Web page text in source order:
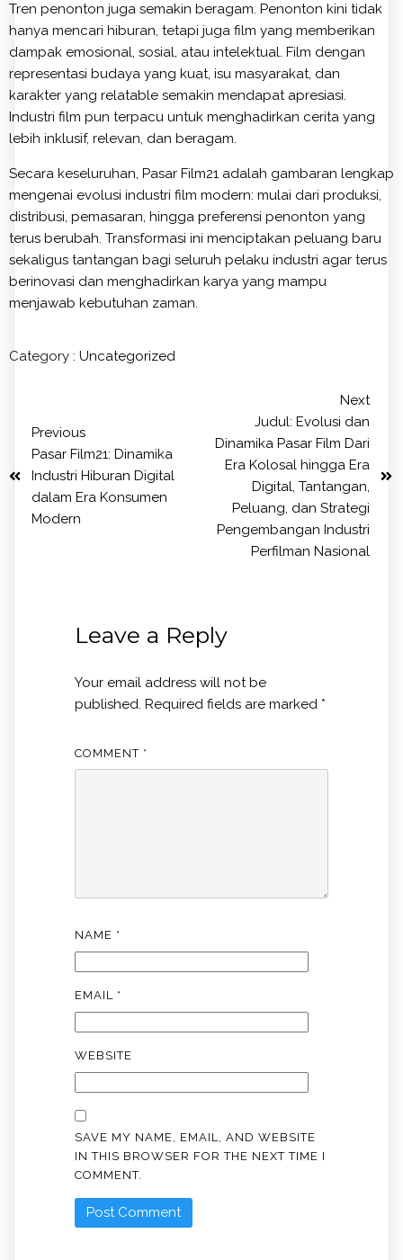
Tren penonton juga semakin beragam. Penonton kini tidak
hanya mencari hiburan, tetapi juga film yang memberikan
dampak emosional, sosial, atau intelektual. Film dengan
representasi budaya yang kuat, isu masyarakat, dan
karakter yang relatable semakin mendapat apresiasi.
Industri film pun terpacu untuk menghadirkan cerita yang
lebih inklusif, relevan, dan beragam.
Secara keseluruhan, Pasar Film21 adalah gambaran lengkap
mengenai evolusi industri film modern: mulai dari produksi,
distribusi, pemasaran, hingga preferensi penonton yang
terus berubah. Transformasi ini menciptakan peluang baru
sekaligus tantangan bagi seluruh pelaku industri agar terus
berinovasi dan menghadirkan karya yang mampu
menjawab kebutuhan zaman.
Category : Uncategorized
Previous
Pasar Film21: Dinamika
Industri Hiburan Digital
dalam Era Konsumen
Modern
Next
Judul: Evolusi dan
Dinamika Pasar Film Dari
Era Kolosal hingga Era
Digital, Tantangan,
Peluang, dan Strategi
Pengembangan Industri
Perfilman Nasional
Leave a Reply
Your email address will not be
published. Required fields are marked *
COMMENT *
NAME *
EMAIL *
WEBSITE
SAVE MY NAME, EMAIL, AND WEBSITE
IN THIS BROWSER FOR THE NEXT TIME I
COMMENT.